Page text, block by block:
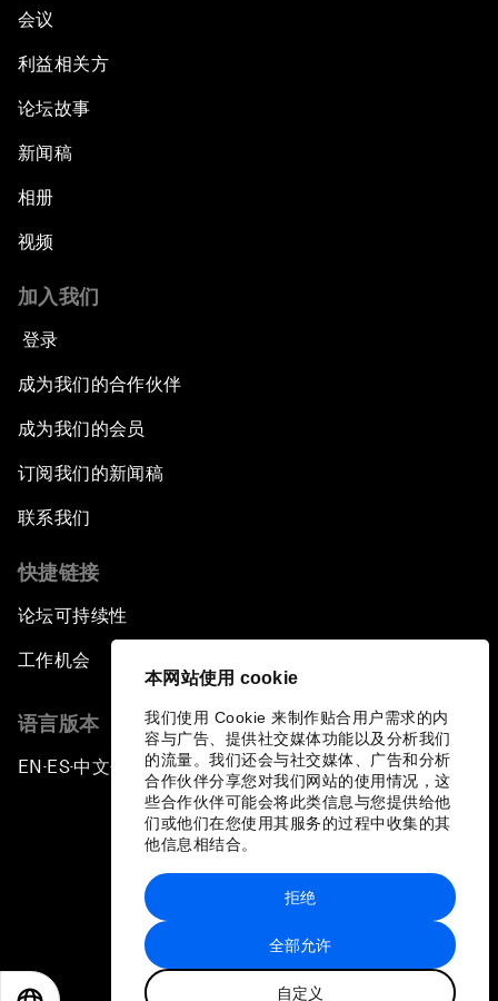
本网站使用 cookie
我们使用 Cookie 来制作贴合用户需求的内
容与广告、提供社交媒体功能以及分析我们
的流量。我们还会与社交媒体、广告和分析
合作伙伴分享您对我们网站的使用情况，这
些合作伙伴可能会将此类信息与您提供给他
们或他们在您使用其服务的过程中收集的其
他信息相结合。
全部允许
自定义
拒绝
会议
利益相关方
论坛故事
新闻稿
相册
视频
加入我们
登录
成为我们的合作伙伴
成为我们的会员
订阅我们的新闻稿
联系我们
快捷链接
论坛可持续性
工作机会
语言版本
EN ▪ES▪中文▪ 日本語
站点地图